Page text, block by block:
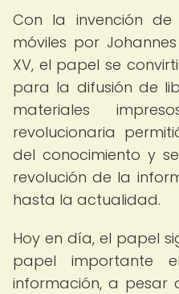
Con la invención
móviles por
XV, el papel se
para la difusión de
materiales
revolucionaria
del conocimiento y
revolución de la
hasta la actualidad.
Hoy en día, el papel
papel importante
información, a pesar